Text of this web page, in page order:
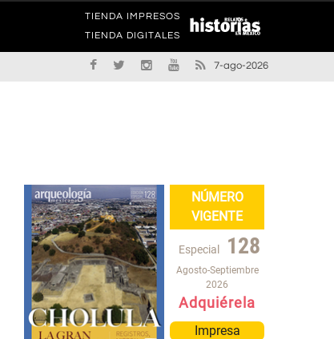
TIENDA IMPRESOS
TIENDA DIGITALES
7-ago-2026
NÚMERO
VIGENTE
Especial 128
Agosto-Septiembre
2026
Adquiérela
Impresa